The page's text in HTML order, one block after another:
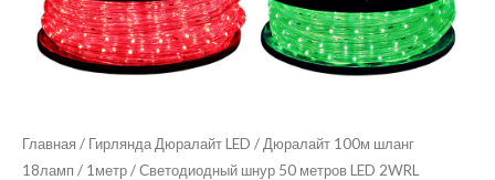
Главная / Гирлянда Дюралайт LED / Дюралайт 100м шланг
18ламп / 1метр/ Светодиодный шнур 50 метров LED 2WRL